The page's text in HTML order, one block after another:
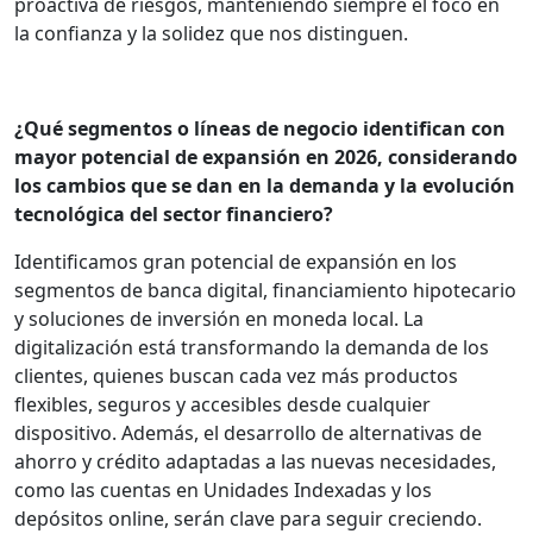
la confianza y la solidez que nos distinguen.
¿Qué segmentos o líneas de negocio identifican con
mayor potencial de expansión en 2026, considerando
los cambios que se dan en la demanda y la evolución
tecnológica del sector financiero?
Identificamos gran potencial de expansión en los
segmentos de banca digital, financiamiento hipotecario
y soluciones de inversión en moneda local. La
digitalización está transformando la demanda de los
clientes, quienes buscan cada vez más productos
flexibles, seguros y accesibles desde cualquier
dispositivo. Además, el desarrollo de alternativas de
ahorro y crédito adaptadas a las nuevas necesidades,
como las cuentas en Unidades Indexadas y los
depósitos online, serán clave para seguir creciendo.